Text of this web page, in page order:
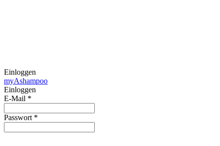
Einloggen
myAshampoo
Einloggen
E-Mail *
Passwort *